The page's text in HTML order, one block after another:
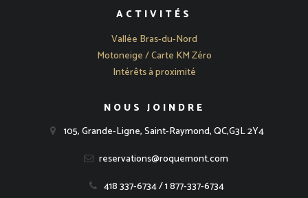
ACTIVITÉS
Vallée Bras-du-Nord
Motoneige / Carte KM Zéro
Intérêts à proximité
NOUS JOINDRE
105, Grande-Ligne, Saint-Raymond, QC,G3L 2Y4
reservations@roquemont.com
418 337-6734 / 1 877-337-6734